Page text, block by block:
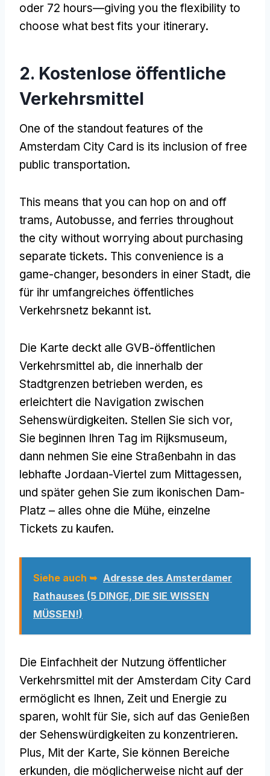
oder 72 hours—giving you the flexibility to
choose what best fits your itinerary.
2. Kostenlose öffentliche
Verkehrsmittel
One of the standout features of the
Amsterdam City Card is its inclusion of free
public transportation.
This means that you can hop on and off
trams, Autobusse, and ferries throughout
the city without worrying about purchasing
separate tickets. This convenience is a
game-changer, besonders in einer Stadt, die
für ihr umfangreiches öffentliches
Verkehrsnetz bekannt ist.
Die Karte deckt alle GVB-öffentlichen
Verkehrsmittel ab, die innerhalb der
Stadtgrenzen betrieben werden, es
erleichtert die Navigation zwischen
Sehenswürdigkeiten. Stellen Sie sich vor,
Sie beginnen Ihren Tag im Rijksmuseum,
dann nehmen Sie eine Straßenbahn in das
lebhafte Jordaan-Viertel zum Mittagessen,
und später gehen Sie zum ikonischen Dam-
Platz – alles ohne die Mühe, einzelne
Tickets zu kaufen.
Siehe auch ➥ Adresse des Amsterdamer
Rathauses (5 DINGE, DIE SIE WISSEN
MÜSSEN!)
Die Einfachheit der Nutzung öffentlicher
Verkehrsmittel mit der Amsterdam City Card
ermöglicht es Ihnen, Zeit und Energie zu
sparen, wohlt für Sie, sich auf das Genießen
der Sehenswürdigkeiten zu konzentrieren.
Plus, Mit der Karte, Sie können Bereiche
erkunden, die möglicherweise nicht auf der